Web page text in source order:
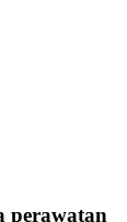
perawatan